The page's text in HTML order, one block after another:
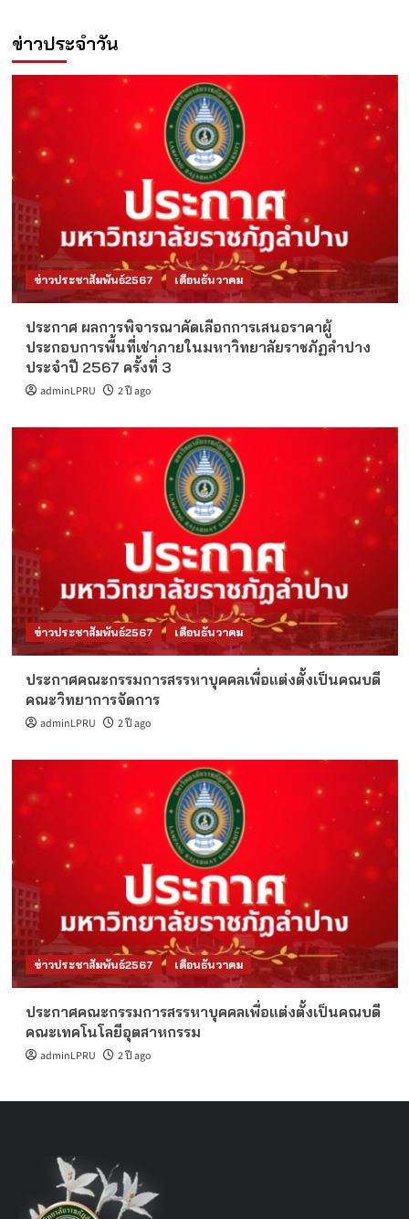
ข่าวประจำวัน
ข่าวประชาสัมพันธ์2567 เดือนธันวาคม
ประกาศ ผลการพิจารณาคัดเลือกการเสนอราคาผู้
ประกอบการพื้นที่เช่าภายในมหาวิทยาลัยราชภัฏลำปาง
ประจำปี 2567 ครั้งที่ 3
adminLPRU 2 ปี ago
ข่าวประชาสัมพันธ์2567 เดือนธันวาคม
ประกาศคณะกรรมการสรรหาบุคคลเพื่อแต่งตั้งเป็นคณบดี
คณะวิทยาการจัดการ
adminLPRU 2 ปี ago
ข่าวประชาสัมพันธ์2567 เดือนธันวาคม
ประกาศคณะกรรมการสรรหาบุคคลเพื่อแต่งตั้งเป็นคณบดี
คณะเทคโนโลยีอุตสาหกรรม
adminLPRU 2 ปี ago